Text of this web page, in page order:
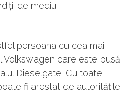
de mediu.
persoana cu cea mai
Volkswagen care este pusă
Dieselgate. Cu toate
fi arestat de autoritățile